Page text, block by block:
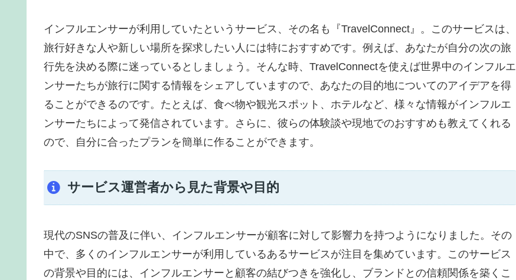
インフルエンサーが利用していたというサービス、その名も『TravelConnect』。このサービスは、
旅行好きな人や新しい場所を探求したい人には特におすすめです。例えば、あなたが自分の次の旅
行先を決める際に迷っているとしましょう。そんな時、TravelConnectを使えば世界中のインフルエ
ンサーたちが旅行に関する情報をシェアしていますので、あなたの目的地についてのアイデアを得
ることができるのです。たとえば、食べ物や観光スポット、ホテルなど、様々な情報がインフルエ
ンサーたちによって発信されています。さらに、彼らの体験談や現地でのおすすめも教えてくれる
ので、自分に合ったプランを簡単に作ることができます。
サービス運営者から見た背景や目的
現代のSNSの普及に伴い、インフルエンサーが顧客に対して影響力を持つようになりました。その
中で、多くのインフルエンサーが利用しているあるサービスが注目を集めています。このサービス
の背景や目的には、インフルエンサーと顧客の結びつきを強化し、ブランドとの信頼関係を築くこ